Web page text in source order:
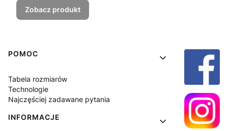
Zobacz produkt
Linki w stopce
POMOC
Tabela rozmiarów
Technologie
Najczęściej zadawane pytania
INFORMACJE